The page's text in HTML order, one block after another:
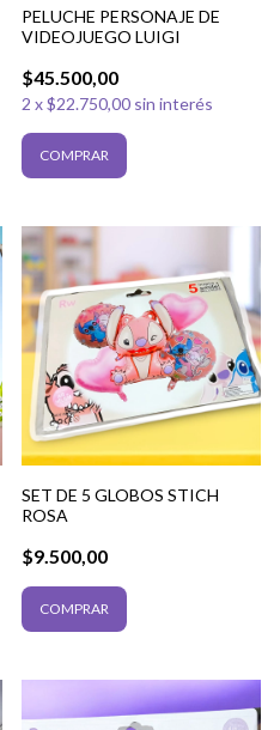
PELUCHE PERSONAJE DE
VIDEOJUEGO LUIGI
$45.500,00
2 x$22.750,00 sin interés
SET DE 5 GLOBOS STICH
ROSA
$9.500,00